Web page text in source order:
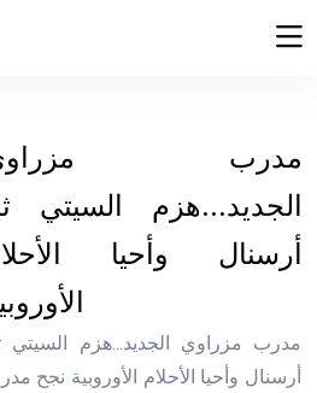
مدرب
الجديد...هزم السيتي
أرسنال وأحيا
مدرب مزراوي الجديد...هزم السيتي
أرسنال وأحيا الأحلام